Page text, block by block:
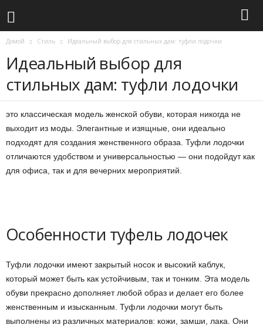
Домой Стиль Идеальный выбор для стильных дам: туфли лодочки
Идеальный выбор для
стильных дам: туфли лодочки
это классическая модель женской обуви, которая никогда не
выходит из моды. Элегантные и изящные, они идеально
подходят для создания женственного образа. Туфли лодочки
отличаются удобством и универсальностью — они подойдут как
для офиса, так и для вечерних мероприятий.
Особенности туфель лодочек
Туфли лодочки имеют закрытый носок и высокий каблук,
который может быть как устойчивым, так и тонким. Эта модель
обуви прекрасно дополняет любой образ и делает его более
женственным и изысканным. Туфли лодочки могут быть
выполнены из различных материалов: кожи, замши, лака. Они